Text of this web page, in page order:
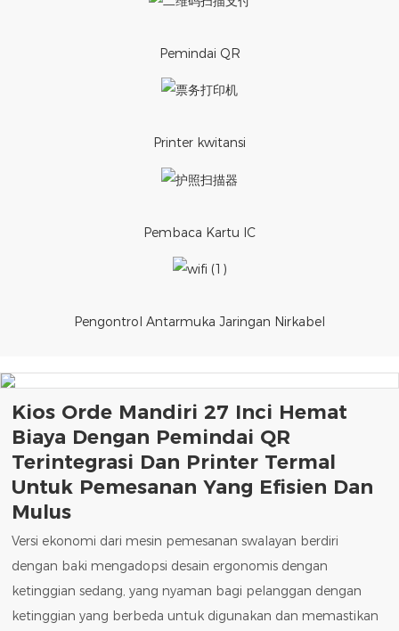
Pemindai QR
Printer kwitansi
Pembaca Kartu IC
Pengontrol Antarmuka Jaringan Nirkabel
Kios Orde Mandiri 27 Inci Hemat
Biaya Dengan Pemindai QR
Terintegrasi Dan Printer Termal
Untuk Pemesanan Yang Efisien Dan
Mulus
Versi ekonomi dari mesin pemesanan swalayan berdiri
dengan baki mengadopsi desain ergonomis dengan
ketinggian sedang, yang nyaman bagi pelanggan dengan
ketinggian yang berbeda untuk digunakan dan memastikan